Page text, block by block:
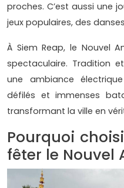
proches. C’est aussi une
jeux populaires, des
À Siem Reap, le Nouvel
spectaculaire. Tradition
une ambiance
défilés et immenses
transformant la ville en
Pourquoi
fêter le Nouvel